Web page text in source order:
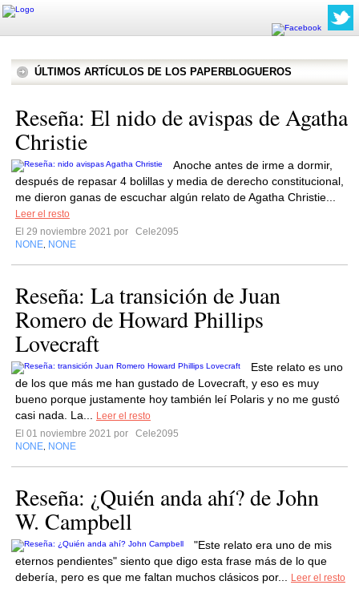
ÚLTIMOS ARTÍCULOS DE LOS PAPERBLOGUEROS
Reseña: El nido de avispas de Agatha
Christie
Anoche antes de irme a dormir,
después de repasar 4 bolillas y media de derecho constitucional,
me dieron ganas de escuchar algún relato de Agatha Christie...
Leer el resto
El 29 noviembre 2021 por
Cele2095
NONE NONE
Reseña: La transición de Juan
Romero de Howard Phillips
Lovecraft
Este relato es uno
de los que más me han gustado de Lovecraft, y eso es muy
bueno porque justamente hoy también leí Polaris y no me gustó
casi nada. La...
Leer el resto
El 01 noviembre 2021 por
Cele2095
NONE NONE
Reseña: ¿Quién anda ahí? de John
W. Campbell
"Este relato era uno de mis
eternos pendientes" siento que digo esta frase más de lo que
debería, pero es que me faltan muchos clásicos por...
Leer el resto